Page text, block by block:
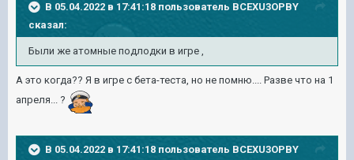
В 05.04.2022 в 17:41:18 пользователь BCEXU3OPBY
сказал:
Были же атомные подлодки в игре ,
А это когда?? Я в игре с бета-теста, но не помню.... Разве что на 1
апреля... ?
В 05.04.2022 в 17:41:18 пользователь BCEXU3OPBY